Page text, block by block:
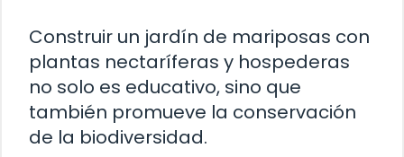
Construir un jardín de mariposas con
plantas nectaríferas y hospederas
no solo es educativo, sino que
también promueve la conservación
de la biodiversidad.